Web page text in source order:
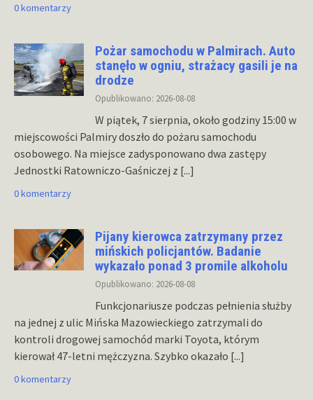
0 komentarzy
Pożar samochodu w Palmirach. Auto
stanęło w ogniu, strażacy gasili je na
drodze
Opublikowano: 2026-08-08
W piątek, 7 sierpnia, około godziny 15:00 w
miejscowości Palmiry doszło do pożaru samochodu
osobowego. Na miejsce zadysponowano dwa zastępy
Jednostki Ratowniczo-Gaśniczej z [...]
0 komentarzy
Pijany kierowca zatrzymany przez
mińskich policjantów. Badanie
wykazało ponad 3 promile alkoholu
Opublikowano: 2026-08-08
Funkcjonariusze podczas pełnienia służby
na jednej z ulic Mińska Mazowieckiego zatrzymali do
kontroli drogowej samochód marki Toyota, którym
kierował 47-letni mężczyzna. Szybko okazało [...]
0 komentarzy